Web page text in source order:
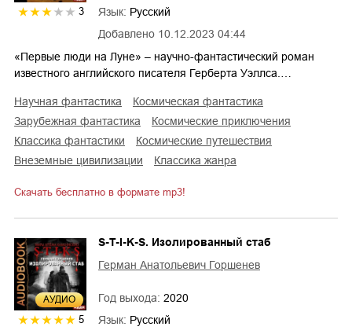
3
Добавлено 10.12.2023 04:44
Язык: Русский
«Первые люди на Луне» – научно-фантастический роман
известного английского писателя Герберта Уэллса.…
научная фантастика
космическая фантастика
зарубежная фантастика
космические приключения
классика фантастики
космические путешествия
внеземные цивилизации
классика жанра
Скачать бесплатно в формате mp3!
AУДИО
5
S-T-I-K-S. Изолированный стаб
Герман Анатольевич Горшенев
Год выхода: 2020
Язык: Русский